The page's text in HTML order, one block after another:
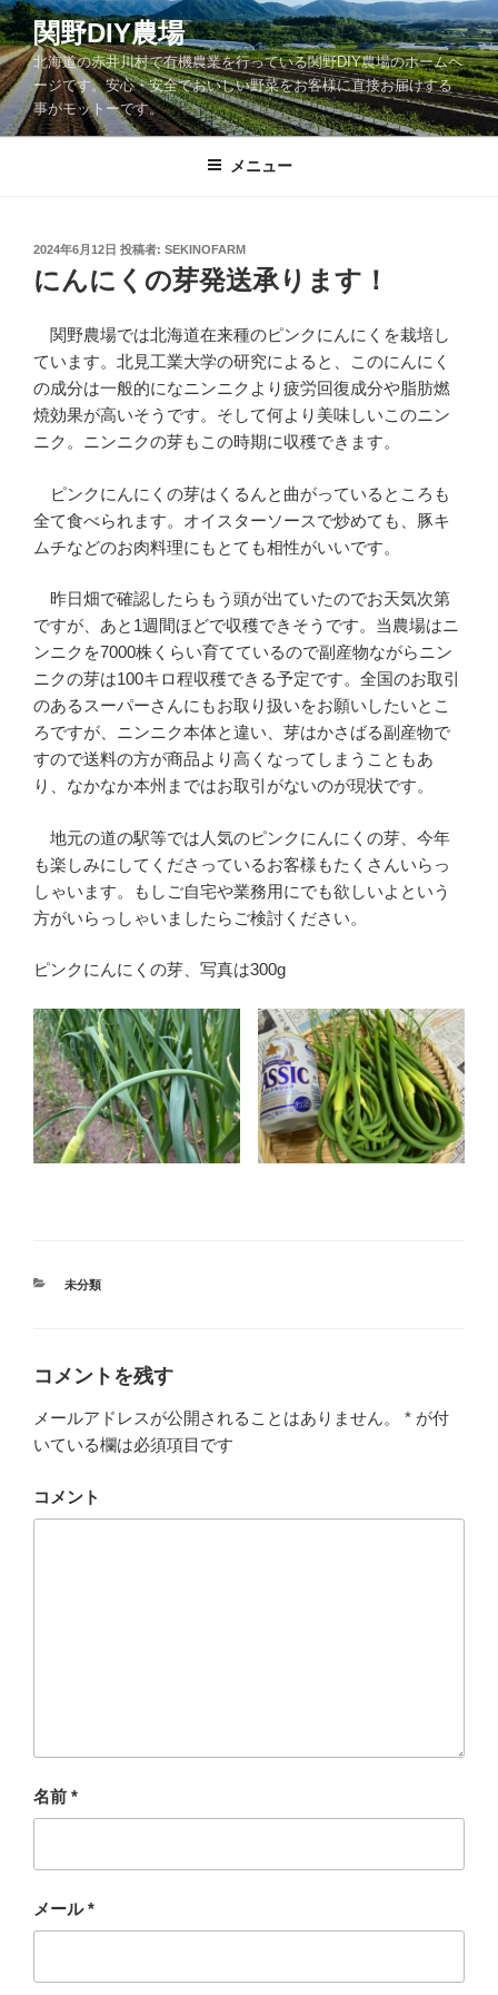
コ
ン
テ
ン
ツ
関野DIY農場
北海道の赤井川村で有機農業を行っている関野DIY農場のホームペ
ージです。安心・安全でおいしい野菜をお客様に直接お届けする
事がモットーです。
メニュー
投
稿
日:
2024年6月12日 投稿者: SEKINOFARM
にんにくの芽発送承ります！
関野農場では北海道在来種のピンクにんにくを栽培し
ています。北見工業大学の研究によると、このにんにく
の成分は一般的になニンニクより疲労回復成分や脂肪燃
焼効果が高いそうです。そして何より美味しいこのニン
ニク。ニンニクの芽もこの時期に収穫できます。
ピンクにんにくの芽はくるんと曲がっているところも
全て食べられます。オイスターソースで炒めても、豚キ
ムチなどのお肉料理にもとても相性がいいです。
昨日畑で確認したらもう頭が出ていたのでお天気次第
ですが、あと1週間ほどで収穫できそうです。当農場はニ
ンニクを7000株くらい育てているので副産物ながらニン
ニクの芽は100キロ程収穫できる予定です。全国のお取引
のあるスーパーさんにもお取り扱いをお願いしたいとこ
ろですが、ニンニク本体と違い、芽はかさばる副産物で
すので送料の方が商品より高くなってしまうこともあ
り、なかなか本州まではお取引がないのが現状です。
地元の道の駅等では人気のピンクにんにくの芽、今年
も楽しみにしてくださっているお客様もたくさんいらっ
しゃいます。もしご自宅や業務用にでも欲しいよという
方がいらっしゃいましたらご検討ください。
ピンクにんにくの芽、写真は300g
カ
ー
未分類
コメントを残す
メールアドレスが公開されることはありません。 * が付
いている欄は必須項目です
コメント
名前 *
メール*